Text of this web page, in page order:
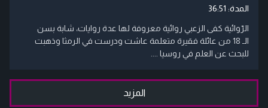
المدة: 36:51
الرّوائية كفى الزعبي روائية معروفة لها عدة روايات، شابة بسن
الـ 18 من عائلة فقيرة متعلمة عاشت ودرست في الرمثا وذهبت
للبحث عن العلم في روسيا ....
المزيد